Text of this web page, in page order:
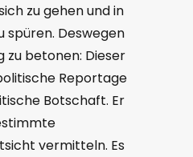
zu gehen und in
spüren. Deswegen
zu betonen: Dieser
Reportage
Botschaft. Er
vermitteln. Es